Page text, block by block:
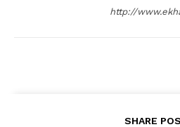
http://
SHARE